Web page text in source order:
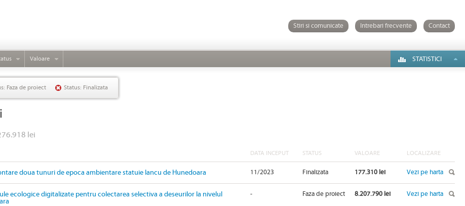
Stiri si comunicate Intrebari frecvente Contact
Valoare STATISTICI
Faza de proiect Status: Finalizata
lei
DATA INCEPUT STATUS VALOARE LOCALIZARE
doua tunuri de epoca ambientare statuie Iancu de Hunedoara 11/2023 Finalizata 177.310 lei Vezi pe harta
ecologice digitalizate pentru colectarea selectiva a deseurilor la nivelul
- Faza de proiect 8.207.790 lei Vezi pe harta